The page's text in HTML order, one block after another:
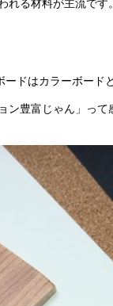
れる材料が主流で
ドはカラーボー
ン豊富じゃん」って